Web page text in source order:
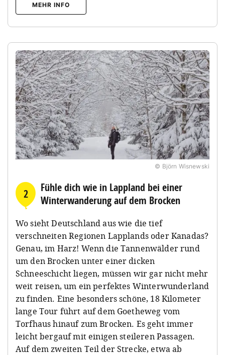
MEHR INFO
© Björn Wisnewski
2
Fühle dich wie in Lappland bei einer
Winterwanderung auf dem Brocken
Wo sieht Deutschland aus wie die tief
verschneiten Regionen Lapplands oder Kanadas?
Genau, im Harz! Wenn die Tannenwälder rund
um den Brocken unter einer dicken
Schneeschicht liegen, müssen wir gar nicht mehr
weit reisen, um ein perfektes Winterwunderland
zu finden. Eine besonders schöne, 18 Kilometer
lange Tour führt auf dem Goetheweg vom
Torfhaus hinauf zum Brocken. Es geht immer
leicht bergauf mit einigen steileren Passagen.
Auf dem zweiten Teil der Strecke, etwa ab